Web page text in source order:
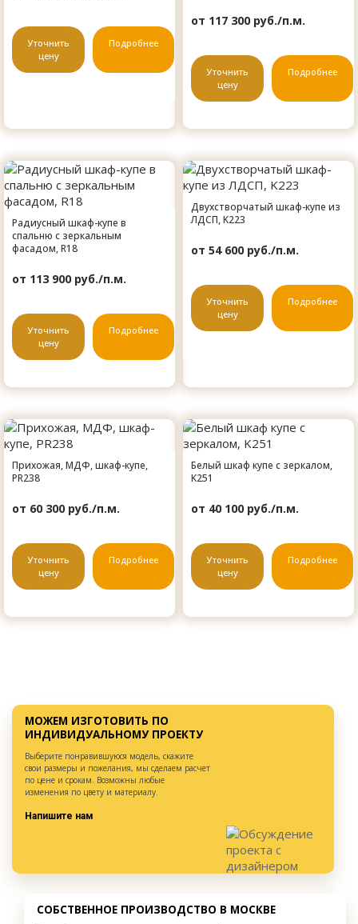
Уточнить
цену
Подробнее
от 117 300 руб./п.м.
Уточнить
цену
Подробнее
Радиусный шкаф-купе в
спальню с зеркальным
фасадом, R18
от 113 900 руб./п.м.
Уточнить
цену
Подробнее
Двухстворчатый шкаф-купе из
ЛДСП, K223
от 54 600 руб./п.м.
Уточнить
цену
Подробнее
Прихожая, МДФ, шкаф-купе,
PR238
от 60 300 руб./п.м.
Уточнить
цену
Подробнее
Белый шкаф купе с зеркалом,
K251
от 40 100 руб./п.м.
Уточнить
цену
Подробнее
МОЖЕМ ИЗГОТОВИТЬ ПО
ИНДИВИДУАЛЬНОМУ ПРОЕКТУ
Выберите понравившуюся модель, скажите
свои размеры и пожелания, мы сделаем расчет
по цене и срокам. Возможны любые
изменения по цвету и материалу.
Напишите нам
СОБСТВЕННОЕ ПРОИЗВОДСТВО В МОСКВЕ